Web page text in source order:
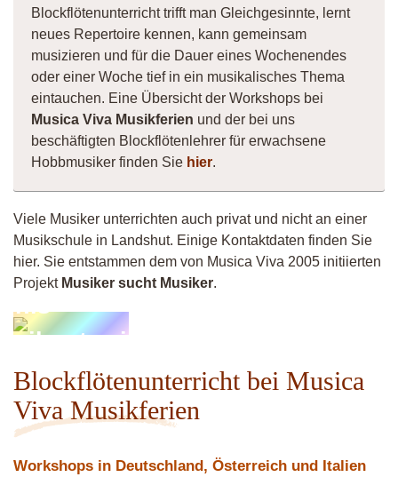
Blockflötenunterricht trifft man Gleichgesinnte, lernt
neues Repertoire kennen, kann gemeinsam
musizieren und für die Dauer eines Wochenendes
oder einer Woche tief in ein musikalisches Thema
eintauchen. Eine Übersicht der Workshops bei
Musica Viva Musikferien und der bei uns
beschäftigten Blockflötenlehrer für erwachsene
Hobbmusiker finden Sie hier.
Viele Musiker unterrichten auch privat und nicht an einer
Musikschule in Landshut. Einige Kontaktdaten finden Sie
hier. Sie entstammen dem von Musica Viva 2005 initiierten
Projekt Musiker sucht Musiker.
Blockflötenunterricht bei Musica
Viva Musikferien
Workshops in Deutschland, Österreich und Italien